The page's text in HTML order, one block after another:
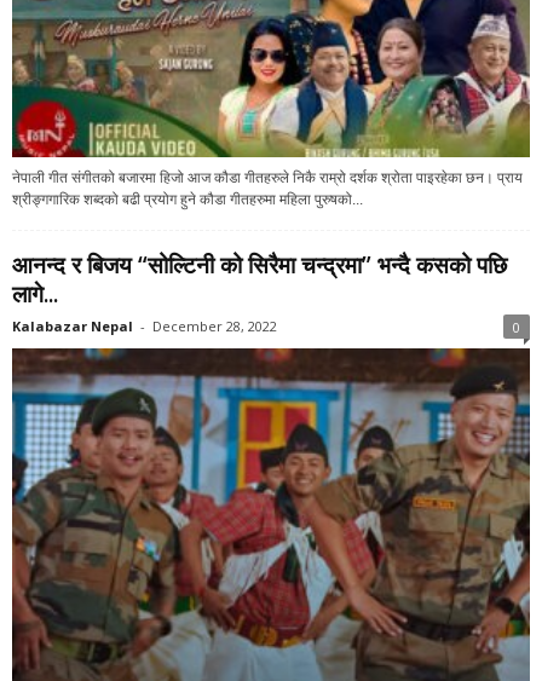
नेपाली गीत संगीतको बजारमा हिजो आज कौडा गीतहरुले निकै राम्रो दर्शक श्रोता पाइरहेका छन। प्राय
श्रीङ्गगारिक शब्दको बढी प्रयोग हुने कौडा गीतहरुमा महिला पुरुषको...
आनन्द र बिजय “सोल्टिनी को सिरैमा चन्द्रमा” भन्दै कसको पछि
लागे...
Kalabazar Nepal - December 28, 2022 0